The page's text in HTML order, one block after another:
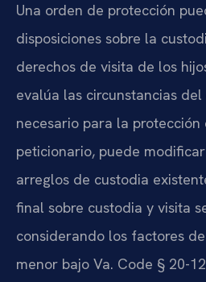
Una orden de protección
disposiciones sobre la
derechos de visita de los
evalúa las circunstancias
necesario para la protección
peticionario, puede
arreglos de custodia
final sobre custodia y visita
considerando los factores
menor bajo Va. Code § 20-